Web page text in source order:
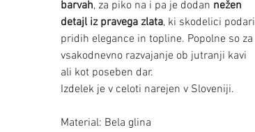
barvah, za piko na i pa je dodan nežen
detajl iz pravega zlata, ki skodelici podari
pridih elegance in topline. Popolne so za
vsakodnevno razvajanje ob jutranji kavi
ali kot poseben dar.
Izdelek je v celoti narejen v Sloveniji.
Material: Bela glina